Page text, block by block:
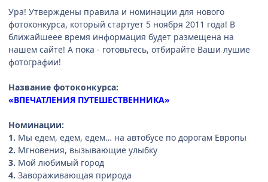
Ура! Утверждены правила и номинации для нового
фотоконкурса, который стартует 5 ноября 2011 года! В
ближайшеее время информация будет размещена на
нашем сайте! А пока - готовьтесь, отбирайте Ваши лушие
фотографии!
Название фотоконкурса:
«ВПЕЧАТЛЕНИЯ ПУТЕШЕСТВЕННИКА»
Номинации:
1. Мы едем, едем, едем… на автобусе по дорогам Европы
2. Мгновения, вызывающие улыбку
3. Мой любимый город
4. Завораживающая природа